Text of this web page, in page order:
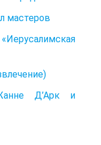
мастеров
Д’Арк и